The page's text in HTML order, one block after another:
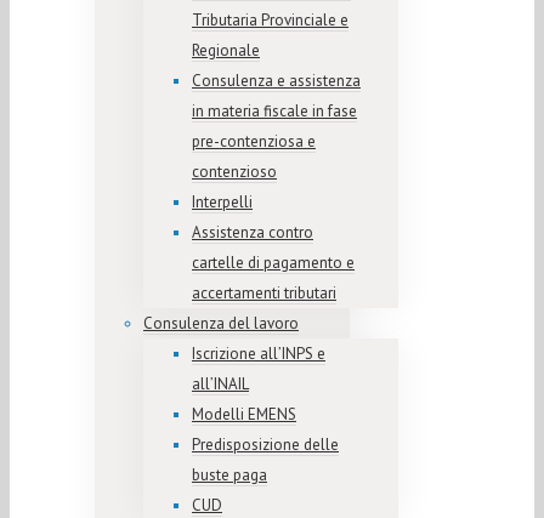
Tributaria Provinciale e
Regionale
Consulenza e assistenza
in materia fiscale in fase
pre-contenziosa e
contenzioso
Interpelli
Assistenza contro
cartelle di pagamento e
accertamenti tributari
Consulenza del lavoro
Iscrizione all’INPS e
all’INAIL
Modelli EMENS
Predisposizione delle
buste paga
CUD